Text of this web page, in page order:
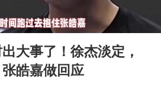
01:39
大事了！徐杰淡定，
皓嘉做回应